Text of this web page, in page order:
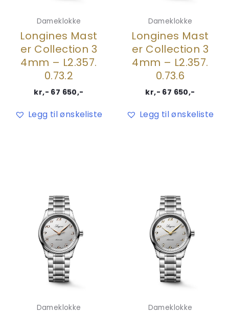
Dameklokke
Longines Mast
er Collection 3
4mm – L2.357.
0.73.2
kr,- 67 650,-
Legg til ønskeliste
Dameklokke
Longines Mast
er Collection 3
4mm – L2.357.
0.73.6
kr,- 67 650,-
Legg til ønskeliste
Dameklokke Dameklokke